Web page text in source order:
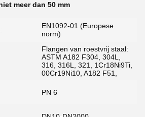
meer dan 50 mm
EN1092-01 (Europese
norm)
Flangen van roestvrij staal:
ASTM A182 F304, 304L,
316, 316L, 321, 1Cr18Ni9Ti,
00Cr19Ni10, A182 F51,
PN 6